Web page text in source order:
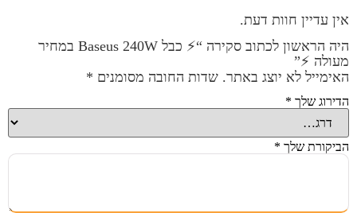
אין עדיין חוות דעת.
היה הראשון לכתוב סקירה “⚡️ כבל Baseus 240W במחיר
מעולה ⚡️”
האימייל לא יוצג באתר. שדות החובה מסומנים *
הדירוג שלך *
הביקורת שלך *